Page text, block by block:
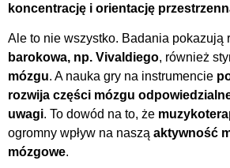
koncentrację i orientację
Ale to nie wszystko. Badania pokazują
barokowa, np. Vivaldiego, również
mózgu. A nauka gry na instrumencie
rozwija części mózgu
uwagi. To dowód na to, że
ogromny wpływ na naszą aktywność
mózgowe.